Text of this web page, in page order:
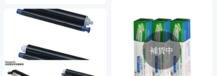
補貨中